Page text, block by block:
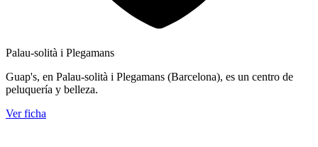
Palau-solità i Plegamans
Guap's, en Palau-solità i Plegamans (Barcelona), es un centro de
peluquería y belleza.
Ver ficha